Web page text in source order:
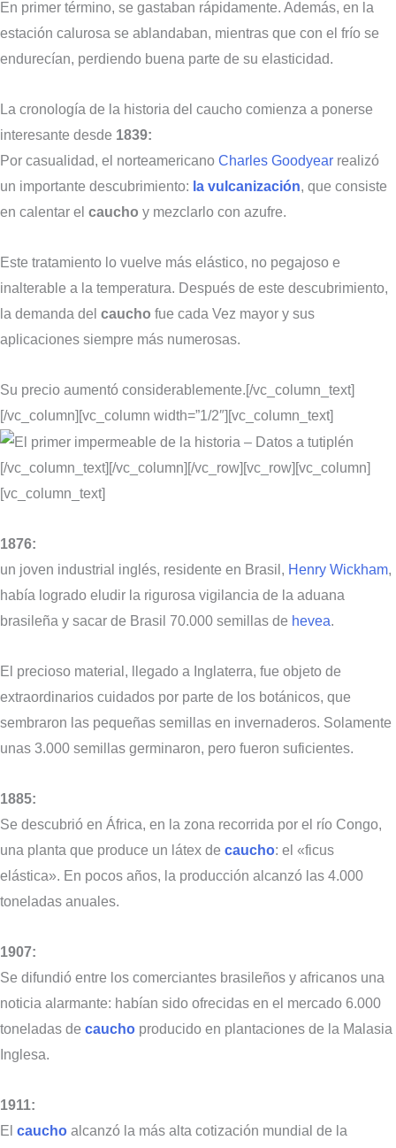
En primer término, se gastaban rápidamente. Además, en la
estación calurosa se ablandaban, mientras que con el frío se
endurecían, perdiendo buena parte de su elasticidad.
La cronología de la historia del caucho comienza a ponerse
interesante desde 1839:
Por casualidad, el norteamericano Charles Goodyear realizó
un importante descubrimiento: la vulcanización, que consiste
en calentar el caucho y mezclarlo con azufre.
Este tratamiento lo vuelve más elástico, no pegajoso e
inalterable a la temperatura. Después de este descubrimiento,
la demanda del caucho fue cada Vez mayor y sus
aplicaciones siempre más numerosas.
Su precio aumentó considerablemente.[/vc_column_text]
[/vc_column][vc_column width=”1/2″][vc_column_text]
[/vc_column_text][/vc_column][/vc_row][vc_row][vc_column]
[vc_column_text]
1876:
un joven industrial inglés, residente en Brasil, Henry Wickham,
había logrado eludir la rigurosa vigilancia de la aduana
brasileña y sacar de Brasil 70.000 semillas de hevea.
El precioso material, llegado a Inglaterra, fue objeto de
extraordinarios cuidados por parte de los botánicos, que
sembraron las pequeñas semillas en invernaderos. Solamente
unas 3.000 semillas germinaron, pero fueron suficientes.
1885:
Se descubrió en África, en la zona recorrida por el río Congo,
una planta que produce un látex de caucho: el «ficus
elástica». En pocos años, la producción alcanzó las 4.000
toneladas anuales.
1907:
Se difundió entre los comerciantes brasileños y africanos una
noticia alarmante: habían sido ofrecidas en el mercado 6.000
toneladas de caucho producido en plantaciones de la Malasia
Inglesa.
1911:
El caucho alcanzó la más alta cotización mundial de la